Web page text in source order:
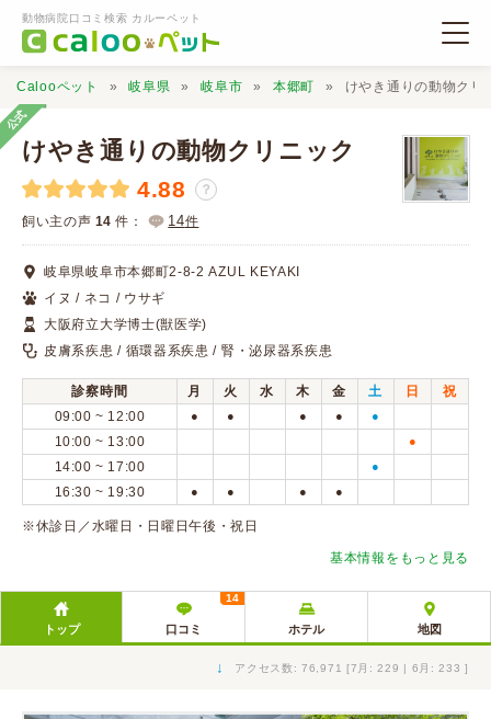
動物病院口コミ検索 カルーペット
動物病院検索
口コミ検索
Calooペットとは？
口コミ投稿
Calooペット 岐阜県 岐阜市 本郷町 けやき通りの動物クリ
公式
けやき通りの動物クリニック
4.88 ？
飼い主の声 14 件： 14件
岐阜県岐阜市本郷町2-8-2 AZUL KEYAKI
イヌ / ネコ / ウサギ
大阪府立大学博士(獣医学)
皮膚系疾患 / 循環器系疾患 / 腎・泌尿器系疾患
診察時間 月 火 水 木 金 土 日
祝
09:00 ~ 12:00
● ● ● ● ●
10:00 ~ 13:00 ●
14:00 ~ 17:00 ●
16:30 ~ 19:30 ● ● ● ●
※休診日／水曜日・日曜日午後・祝日
基本情報をもっと見る
トップ 口コミ
14
ホテル 地図
↓ アクセス数: 76,971 [7月: 229 | 6月: 233 ]